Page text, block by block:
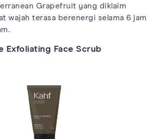
Grapefruit yang diklaim
wajah terasa berenergi selama 6 jam
Exfoliating Face Scrub